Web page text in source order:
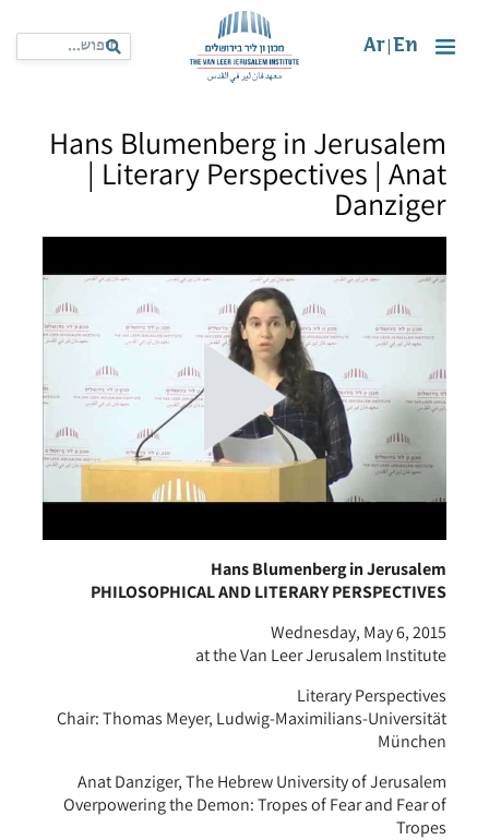
En
Ar
Hans Blumenberg in Jerusalem
| Literary Perspectives | Anat
Danziger
Hans Blumenberg in Jerusalem
PHILOSOPHICAL AND LITERARY PERSPECTIVES
Wednesday, May 6, 2015
at the Van Leer Jerusalem Institute
Literary Perspectives
Chair: Thomas Meyer, Ludwig-Maximilians-Universität
München
Anat Danziger, The Hebrew University of Jerusalem
Overpowering the Demon: Tropes of Fear and Fear of
Tropes